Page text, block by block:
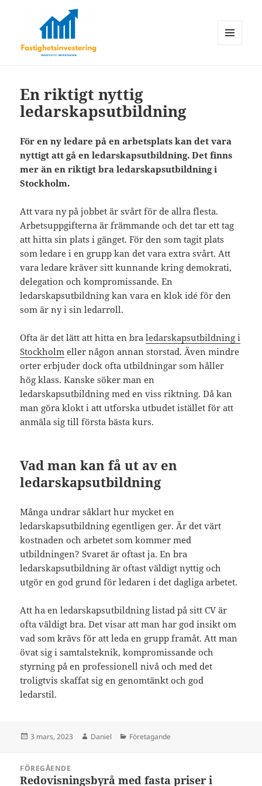
En riktigt nyttig
ledarskapsutbildning
För en ny ledare på en arbetsplats kan det vara
nyttigt att gå en ledarskapsutbildning. Det finns
mer än en riktigt bra ledarskapsutbildning i
Stockholm.
Att vara ny på jobbet är svårt för de allra flesta.
Arbetsuppgifterna är främmande och det tar ett tag
att hitta sin plats i gänget. För den som tagit plats
som ledare i en grupp kan det vara extra svårt. Att
vara ledare kräver sitt kunnande kring demokrati,
delegation och kompromissande. En
ledarskapsutbildning kan vara en klok idé för den
som är ny i sin ledarroll.
Ofta är det lätt att hitta en braledarskapsutbildning i
Stockholm eller någon annan storstad. Även mindre
orter erbjuder dock ofta utbildningar som håller
hög klass. Kanske söker man en
ledarskapsutbildning med en viss riktning. Då kan
man göra klokt i att utforska utbudet istället för att
anmäla sig till första bästa kurs.
Vad man kan få ut av en
ledarskapsutbildning
Många undrar såklart hur mycket en
ledarskapsutbildning egentligen ger. Är det värt
kostnaden och arbetet som kommer med
utbildningen? Svaret är oftast ja. En bra
ledarskapsutbildning är oftast väldigt nyttig och
utgör en god grund för ledaren i det dagliga arbetet.
Att ha en ledarskapsutbildning listad på sitt CV är
ofta väldigt bra. Det visar att man har god insikt om
vad som krävs för att leda en grupp framåt. Att man
övat sig i samtalsteknik, kompromissande och
styrning på en professionell nivå och med det
troligtvis skaffat sig en genomtänkt och god
ledarstil.
Postat
3 mars, 2023 Författare
Daniel Kategorier
Företagande
FÖREGÅENDE
Föregående
Redovisningsbyrå med fasta priser i